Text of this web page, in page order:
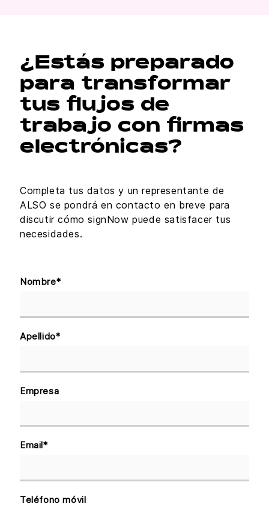
¿Estás preparado
para transformar
tus flujos de
trabajo con firmas
electrónicas?
Completa tus datos y un representante de
ALSO se pondrá en contacto en breve para
discutir cómo signNow puede satisfacer tus
necesidades.
Nombre*
Apellido*
Empresa
Email*
Teléfono móvil